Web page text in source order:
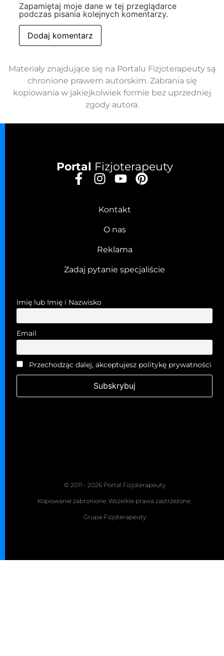
Zapamiętaj moje dane w tej przeglądarce
podczas pisania kolejnych komentarzy.
Materiały znajdujące się na Portalu Fizjoterapeuty są
chronione prawem autorskim. Zabrania się
kopiowania w jakiejkolwiek formie bez uprzedniej
zgody autora.
Portal Fizjoterapeuty
Kontakt
O nas
Reklama
Zadaj pytanie specjaliście
Imię lub Imię i Nazwisko
Email
Przechodząc dalej, akceptujesz politykę prywatności
© 2011 - 2026 Portal Fizjoterapeuty
Kopiowanie zabronione. Wszelkie prawa zastrzeżone.
Grupa Fizjoterapeuty